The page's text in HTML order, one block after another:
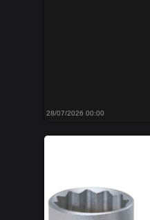
28/07/2026 00:00